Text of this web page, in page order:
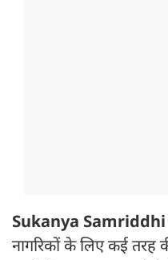
Sukanya
नागरिकों के लिए कई तरह